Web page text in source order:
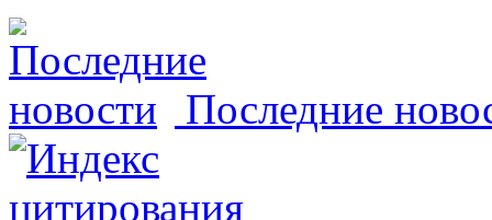
Последние